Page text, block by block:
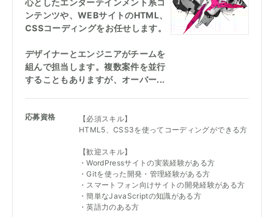
契約社員
業務委託
アルバイト
インターン
心としたエンターテインメント系コ
ンテンツや、WEBサイトのHTML、
CSSコーディングをお任せします。
デザイナーとエンジニアがチームを
組んで担当します。複数案件を並行
することもありますが、オーバー...
応募資格
【必須スキル】
HTML5、CSS3を使ってコーディングができる方
【歓迎スキル】
・WordPressサイトの実装経験がある方
・Gitを使った開発・管理経験がある方
・スマートフォン向けサイトの開発経験がある方
・簡単なJavaScriptの知識がある方
・英語力のある方